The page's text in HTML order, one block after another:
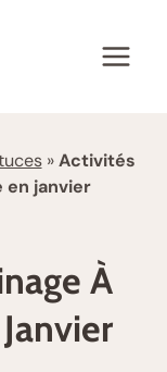
»Activités
janvier
À